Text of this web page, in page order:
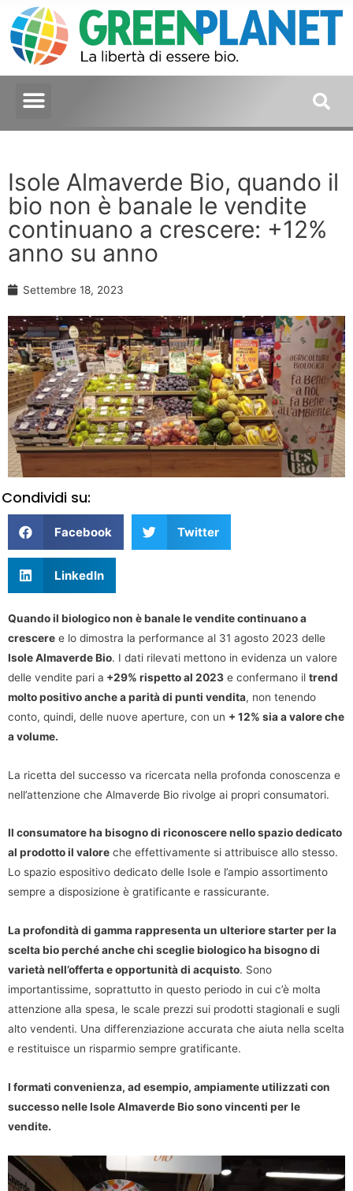
Isole Almaverde Bio, quando il
bio non è banale le vendite
continuano a crescere: +12%
anno su anno
Settembre 18, 2023
Condividi su:
Facebook Twitter
LinkedIn
Quando il biologico non è banale le vendite continuano a
crescere e lo dimostra la performance al 31 agosto 2023 delle
Isole Almaverde Bio. I dati rilevati mettono in evidenza un valore
delle vendite pari a +29% rispetto al 2023 e confermano il trend
molto positivo anche a parità di punti vendita, non tenendo
conto, quindi, delle nuove aperture, con un + 12% sia a valore che
a volume.
La ricetta del successo va ricercata nella profonda conoscenza e
nell’attenzione che Almaverde Bio rivolge ai propri consumatori.
Il consumatore ha bisogno di riconoscere nello spazio dedicato
al prodotto il valore che effettivamente si attribuisce allo stesso.
Lo spazio espositivo dedicato delle Isole e l’ampio assortimento
sempre a disposizione è gratificante e rassicurante.
La profondità di gamma rappresenta un ulteriore starter per la
scelta bio perché anche chi sceglie biologico ha bisogno di
varietà nell’offerta e opportunità di acquisto. Sono
importantissime, soprattutto in questo periodo in cui c’è molta
attenzione alla spesa, le scale prezzi sui prodotti stagionali e sugli
alto vendenti. Una differenziazione accurata che aiuta nella scelta
e restituisce un risparmio sempre gratificante.
I formati convenienza, ad esempio, ampiamente utilizzati con
successo nelle Isole Almaverde Bio sono vincenti per le
vendite.